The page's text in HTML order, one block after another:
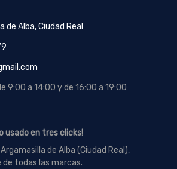
de Alba, Ciudad Real
9:00 a 14:00 y de 16:00 a 19:00
usado en tres clicks!
de Alba (Ciudad Real),
todas las marcas.